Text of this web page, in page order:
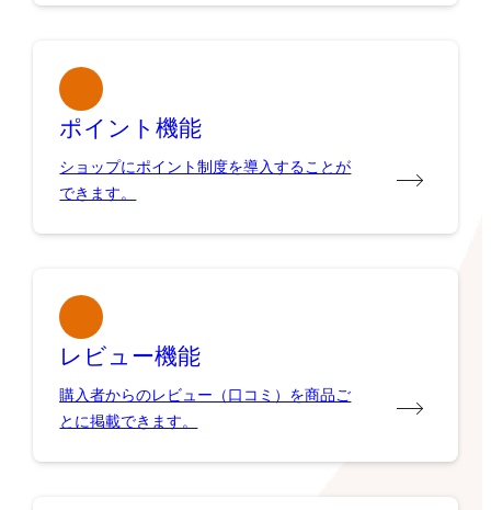
ポイント機能
ショップにポイント制度を導入することが
できます。
レビュー機能
購入者からのレビュー（口コミ）を商品ご
とに掲載できます。